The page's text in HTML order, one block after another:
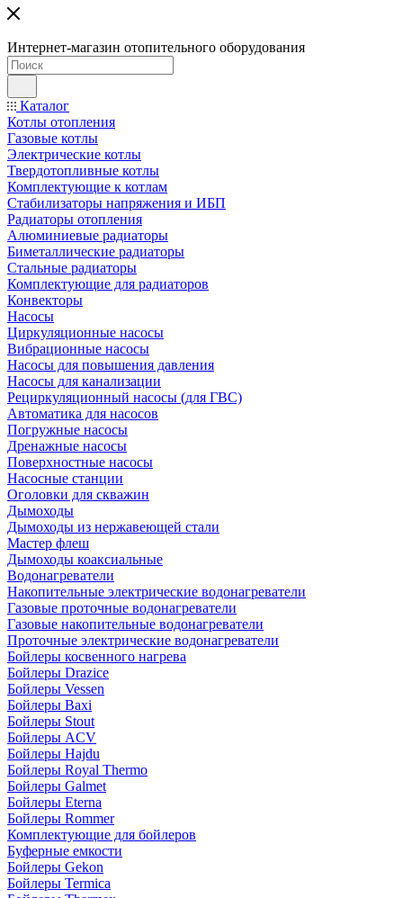
Интернет-магазин отопительного оборудования
Каталог
Котлы отопления
Газовые котлы
Электрические котлы
Твердотопливные котлы
Комплектующие к котлам
Стабилизаторы напряжения и ИБП
Радиаторы отопления
Алюминиевые радиаторы
Биметаллические радиаторы
Стальные радиаторы
Комплектующие для радиаторов
Конвекторы
Насосы
Циркуляционные насосы
Вибрационные насосы
Насосы для повышения давления
Насосы для канализации
Рециркуляционный насосы (для ГВС)
Автоматика для насосов
Погружные насосы
Дренажные насосы
Поверхностные насосы
Насосные станции
Оголовки для скважин
Дымоходы
Дымоходы из нержавеющей стали
Мастер флеш
Дымоходы коаксиальные
Водонагреватели
Накопительные электрические водонагреватели
Газовые проточные водонагреватели
Газовые накопительные водонагреватели
Проточные электрические водонагреватели
Бойлеры косвенного нагрева
Бойлеры Drazice
Бойлеры Vessen
Бойлеры Baxi
Бойлеры Stout
Бойлеры ACV
Бойлеры Hajdu
Бойлеры Royal Thermo
Бойлеры Galmet
Бойлеры Eterna
Бойлеры Rommer
Комплектующие для бойлеров
Буферные емкости
Бойлеры Gekon
Бойлеры Termica